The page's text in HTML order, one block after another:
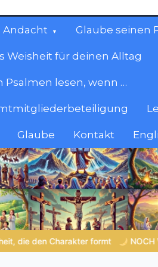
Andacht Glaube seinen
Weisheit für deinen Alltag
Psalmen lesen, wenn …
Glaube Kontakt
NOCH WACH? | 06.08.2026 | Das